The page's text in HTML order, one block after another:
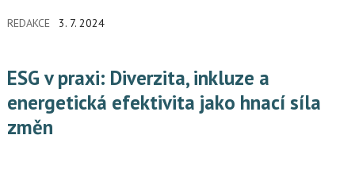
zaměstnance. Data portálu Atmoskop.cz ukazují, že rovnováha
REDAKCE 3. 7. 2024
ESG v praxi: Diverzita, inkluze a
energetická efektivita jako hnací síla
změn